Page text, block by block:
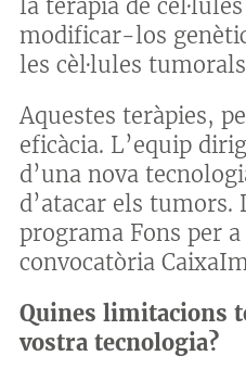
la teràpia de
modificar-los
les cèl·lules
Aquestes teràpies,
eficàcia. L’equip
d’una nova
d’atacar els
programa Fons per
convocatòria
Quines limitacions
vostra tecnologia?